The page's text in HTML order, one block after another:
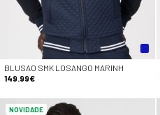
BLUSAO SMK LOSANGO MARINH
149.99€
NOVIDADE